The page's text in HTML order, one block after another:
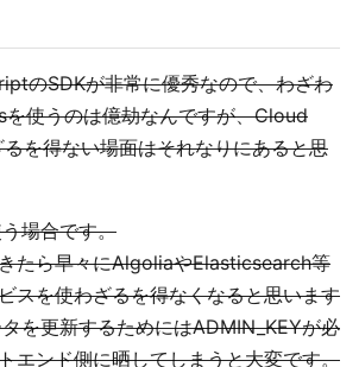
のSDKが非常に優秀なので、わざわ
使うのは億劫なんですが、Cloud
を得ない場面はそれなりにあると思
場合です。
たら早々にAlgoliaやElasticsearch等
スを使わざるを得なくなると思います
を更新するためにはADMIN_KEYが必
エンド側に晒してしまうと大変です。